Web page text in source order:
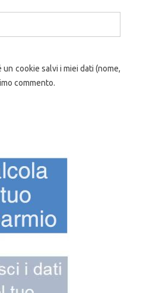
cookie salvi i miei dati (nome,
commento.